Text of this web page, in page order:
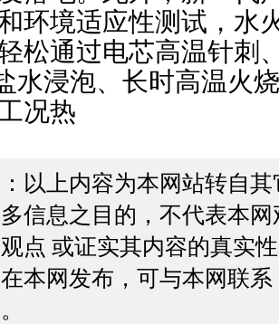
环境适应性测试，水
松通过电芯高温针刺
水浸泡、长时高温火
况热
以上内容为本网站转自
信息之目的，不代表本
点 或证实其内容的真实
本网发布，可与本网联